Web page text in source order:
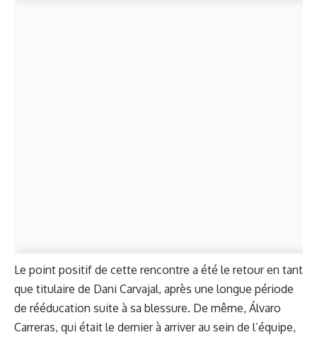
Le point positif de cette rencontre a été le retour en tant
que titulaire de Dani Carvajal, après une longue période
de rééducation suite à sa blessure. De même, Álvaro
Carreras, qui était le dernier à arriver au sein de l’équipe,